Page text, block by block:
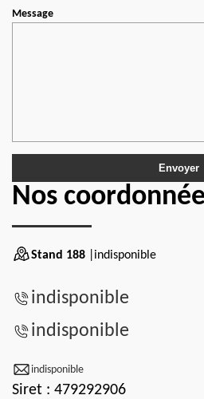
Message
Nos
Stand 188 |indisponible
indisponible
indisponible
indisponible
Siret : 479292906